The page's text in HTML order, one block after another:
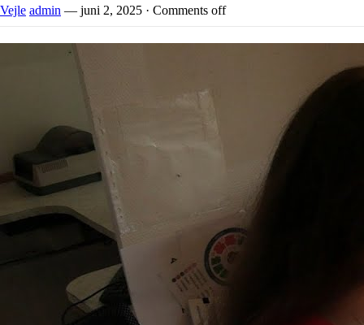
Vejle admin — juni 2, 2025 · Comments off